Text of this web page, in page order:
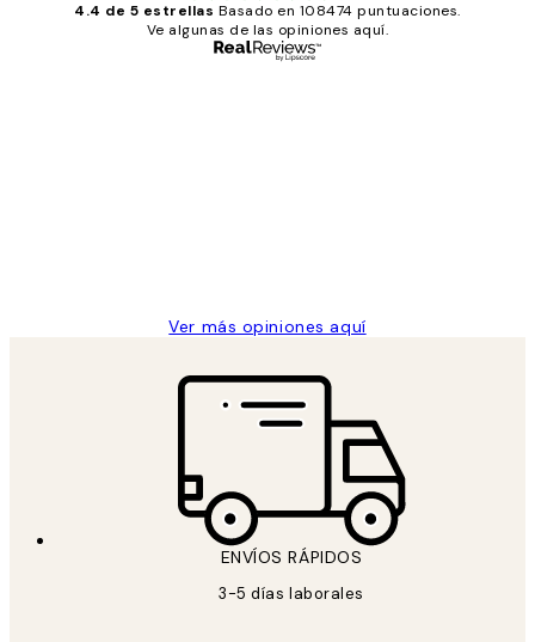
4.4 de 5 estrellas Basado en 108474 puntuaciones.
Ve algunas de las opiniones aquí.
Ver más opiniones aquí
ENVÍOS RÁPIDOS
3-5 días laborales